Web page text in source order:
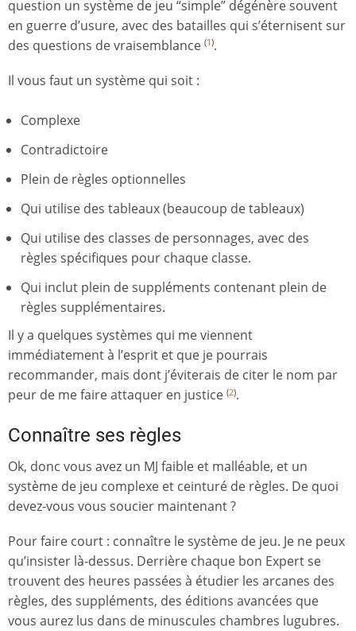
question un système de jeu “simple” dégénère souvent
en guerre d’usure, avec des batailles qui s’éternisent sur
des questions de vraisemblance (1).
Il vous faut un système qui soit :
Complexe
Contradictoire
Plein de règles optionnelles
Qui utilise des tableaux (beaucoup de tableaux)
Qui utilise des classes de personnages, avec des
règles spécifiques pour chaque classe.
Qui inclut plein de suppléments contenant plein de
règles supplémentaires.
Il y a quelques systèmes qui me viennent
immédiatement à l’esprit et que je pourrais
recommander, mais dont j’éviterais de citer le nom par
peur de me faire attaquer en justice (2).
Connaître ses règles
Ok, donc vous avez un MJ faible et malléable, et un
système de jeu complexe et ceinturé de règles. De quoi
devez-vous vous soucier maintenant ?
Pour faire court : connaître le système de jeu. Je ne peux
qu’insister là-dessus. Derrière chaque bon Expert se
trouvent des heures passées à étudier les arcanes des
règles, des suppléments, des éditions avancées que
vous aurez lus dans de minuscules chambres lugubres.